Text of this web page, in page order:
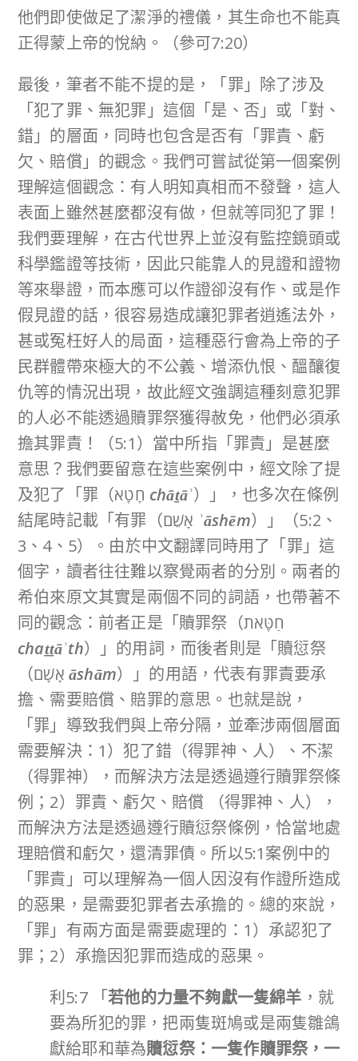
他們即使做足了潔淨的禮儀，其生命也不能真
正得蒙上帝的悅納。（參可7:20）
最後，筆者不能不提的是，「罪」除了涉及
「犯了罪、無犯罪」這個「是、否」或「對、
錯」的層面，同時也包含是否有「罪責、虧
欠、賠償」的觀念。我們可嘗試從第一個案例
理解這個觀念：有人明知真相而不發聲，這人
表面上雖然甚麼都沒有做，但就等同犯了罪！
我們要理解，在古代世界上並沒有監控鏡頭或
科學鑑證等技術，因此只能靠人的見證和證物
等來舉證，而本應可以作證卻沒有作、或是作
假見證的話，很容易造成讓犯罪者逍遙法外，
甚或冤枉好人的局面，這種惡行會為上帝的子
民群體帶來極大的不公義、增添仇恨、醞釀復
仇等的情況出現，故此經文強調這種刻意犯罪
的人必不能透過贖罪祭獲得赦免，他們必須承
擔其罪責！（5:1）當中所指「罪責」是甚麼
意思？我們要留意在這些案例中，經文除了提
chāṯāʾ）」，也多次在條例
ʾāshēm）」（5:2、
3、4、5）。由於中文翻譯同時用了「罪」這
個字，讀者往往難以察覺兩者的分別。兩者的
希伯來原文其實是兩個不同的詞語，也帶著不
同的觀念：前者正是「贖罪祭（חַטָּאת
chaṯṯāʾth）」的用詞，而後者則是「贖愆祭
（אָשָׁםāshām）」的用語，代表有罪責要承
擔、需要賠償、賠罪的意思。也就是說，
「罪」導致我們與上帝分隔，並牽涉兩個層面
需要解決：1）犯了錯（得罪神、人）、不潔
（得罪神），而解決方法是透過遵行贖罪祭條
例；2）罪責、虧欠、賠償 （得罪神、人），
而解決方法是透過遵行贖愆祭條例，恰當地處
理賠償和虧欠，還清罪債。所以5:1案例中的
「罪責」可以理解為一個人因沒有作證所造成
的惡果，是需要犯罪者去承擔的。總的來說，
「罪」有兩方面是需要處理的：1）承認犯了
罪；2）承擔因犯罪而造成的惡果。
利5:7 「若他的力量不夠獻一隻綿羊 ，就
要為所犯的罪，把兩隻斑鳩或是兩隻雛鴿
獻給耶和華為贖愆祭：一隻作贖罪祭，一